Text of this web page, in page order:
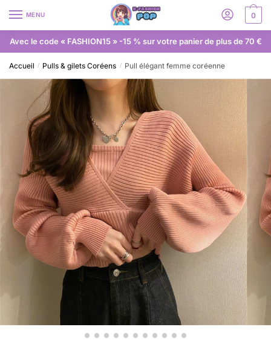
MENU 0
Avec le code « FASHION15 » -15 % sur votre panier de plus de 70 €
Accueil / Pulls & gilets Coréens / Pull élégant femme coréenne